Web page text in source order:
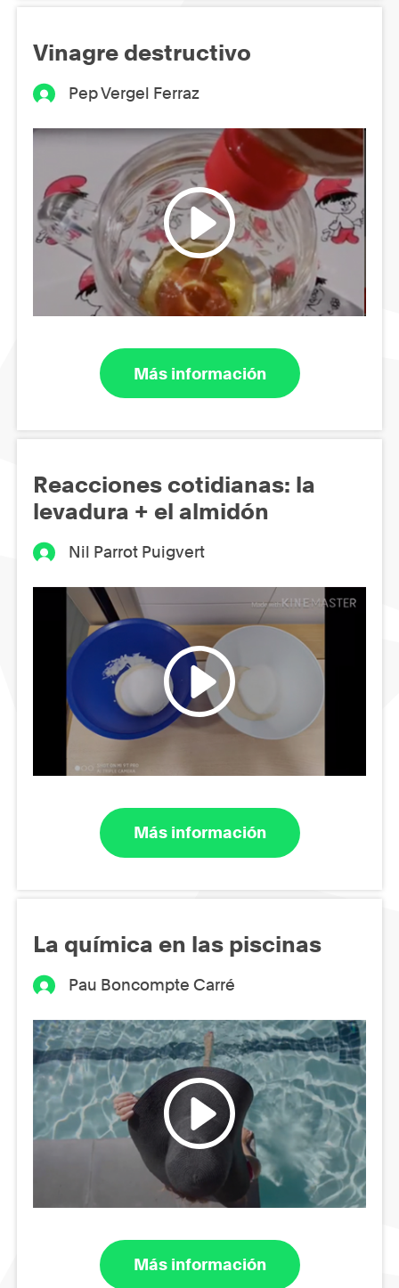
Vinagre destructivo
Pep Vergel Ferraz
Más información
Reacciones cotidianas: la
levadura + el almidón
Nil Parrot Puigvert
Más información
La química en las piscinas
Pau Boncompte Carré
Más información